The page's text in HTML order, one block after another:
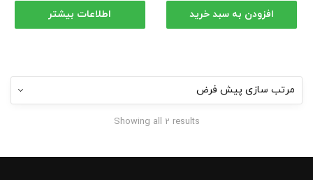
افزودن به سبد خرید اطلاعات بیشتر
Showing all 2 results